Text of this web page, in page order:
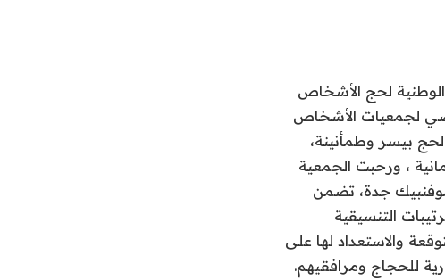
لحج الأشخاص
لجمعيات الأشخاص
بيسر وطمأنينة،
، ورحبت الجمعية
جدة، تضمن
التنسيقية
والاستعداد لها على
للحجاج ومرافقيهم.